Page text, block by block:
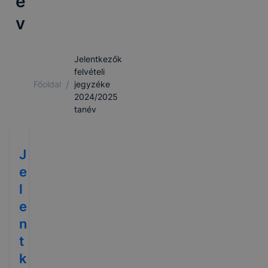
v
Főoldal /
Jelentkezők
felvételi
jegyzéke
2024/2025
tanév
J
e
l
e
n
t
k